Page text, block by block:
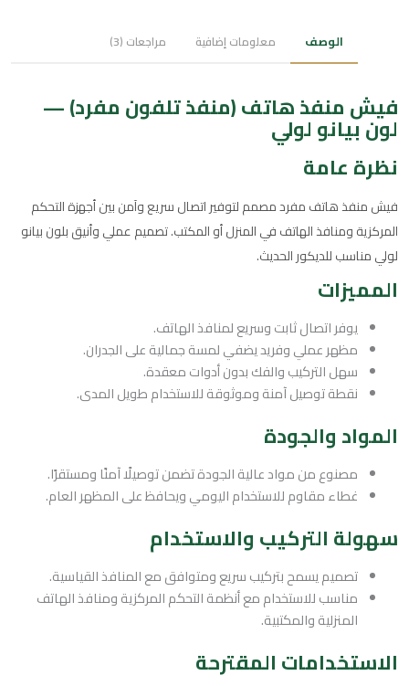
الوصف معلومات إضافية مراجعات (3)
فيش منفذ هاتف (منفذ تلفون مفرد) —
لون بيانو لولي
نظرة عامة
فيش منفذ هاتف مفرد مصمم لتوفير اتصال سريع وآمن بين أجهزة التحكم
المركزية ومنافذ الهاتف في المنزل أو المكتب. تصميم عملي وأنيق بلون بيانو
لولي مناسب للديكور الحديث.
المميزات
يوفر اتصال ثابت وسريع لمنافذ الهاتف.
مظهر عملي وفريد يضفي لمسة جمالية على الجدران.
سهل التركيب والفك بدون أدوات معقدة.
نقطة توصيل آمنة وموثوقة للاستخدام طويل المدى.
المواد والجودة
مصنوع من مواد عالية الجودة تضمن توصيلًا آمنًا ومستقرًا.
غطاء مقاوم للاستخدام اليومي ويحافظ على المظهر العام.
سهولة التركيب والاستخدام
تصميم يسمح بتركيب سريع ومتوافق مع المنافذ القياسية.
مناسب للاستخدام مع أنظمة التحكم المركزية ومنافذ الهاتف
المنزلية والمكتبية.
الاستخدامات المقترحة